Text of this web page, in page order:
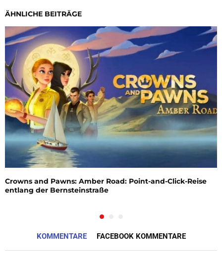
ÄHNLICHE BEITRÄGE
Crowns and Pawns: Amber Road: Point-and-Click-Reise
entlang der Bernsteinstraße
KOMMENTARE FACEBOOK KOMMENTARE